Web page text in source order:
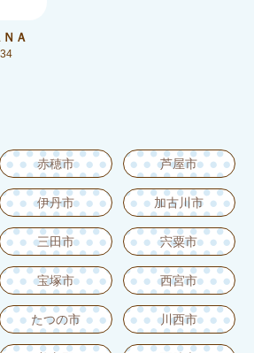
Ａ
赤穂市 芦屋市
伊丹市 加古川市
三田市 宍粟市
宝塚市 西宮市
たつの市 川西市